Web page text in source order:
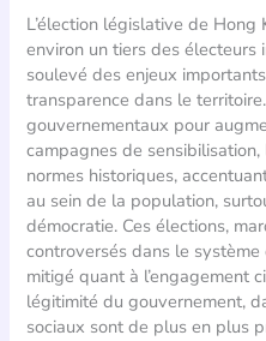
L’élection législative de Hong
environ un tiers des électeurs
soulevé des enjeux
transparence dans le
gouvernementaux pour
campagnes de
normes historiques,
au sein de la population,
démocratie. Ces élections,
controversés dans le
mitigé quant à l’engagement
légitimité du gouvernement,
sociaux sont de plus en plus